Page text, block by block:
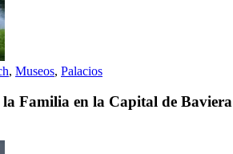
, Museos, Palacios
Familia en la Capital de Baviera